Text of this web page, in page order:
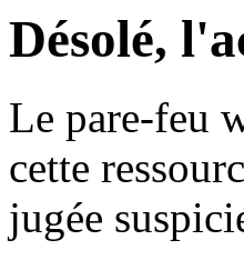
Désolé,
Le pare-feu
cette
jugée